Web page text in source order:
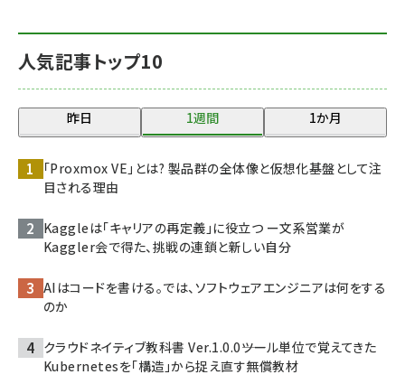
人気記事トップ10
昨日 1週間 1か月
「Proxmox VE」とは? 製品群の全体像と仮想化基盤として注
目される理由
Kaggleは「キャリアの再定義」に役立つ ー文系営業が
Kaggler会で得た、挑戦の連鎖と新しい自分
AIはコードを書ける。では、ソフトウェアエンジニアは何をする
のか
クラウドネイティブ教科書 Ver.1.0.0――ツール単位で覚えてきた
Kubernetesを「構造」から捉え直す無償教材